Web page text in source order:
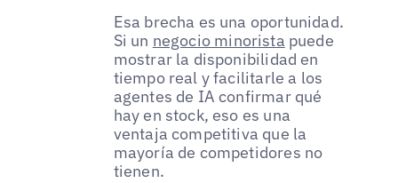
Esa brecha es una oportunidad.
Si un negocio minorista puede
mostrar la disponibilidad en
tiempo real y facilitarle a los
agentes de IA confirmar qué
hay en stock, eso es una
ventaja competitiva que la
mayoría de competidores no
tienen.